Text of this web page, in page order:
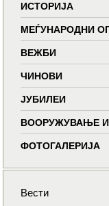
ИСТОРИЈА
МЕЃУНАРОДНИ
ВЕЖБИ
ЧИНОВИ
ЈУБИЛЕИ
ВООРУЖУВАЊЕ
ФОТОГАЛЕРИЈА
Вести